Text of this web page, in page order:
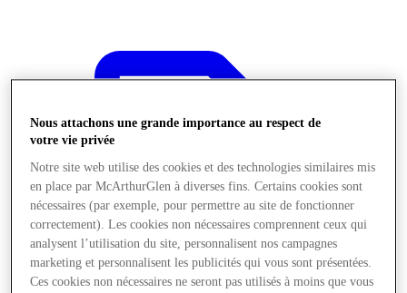
Nous attachons une grande importance au respect de
votre vie privée
Notre site web utilise des cookies et des technologies similaires mis
en place par McArthurGlen à diverses fins. Certains cookies sont
nécessaires (par exemple, pour permettre au site de fonctionner
correctement). Les cookies non nécessaires comprennent ceux qui
analysent l’utilisation du site, personnalisent nos campagnes
marketing et personnalisent les publicités qui vous sont présentées.
Ces cookies non nécessaires ne seront pas utilisés à moins que vous